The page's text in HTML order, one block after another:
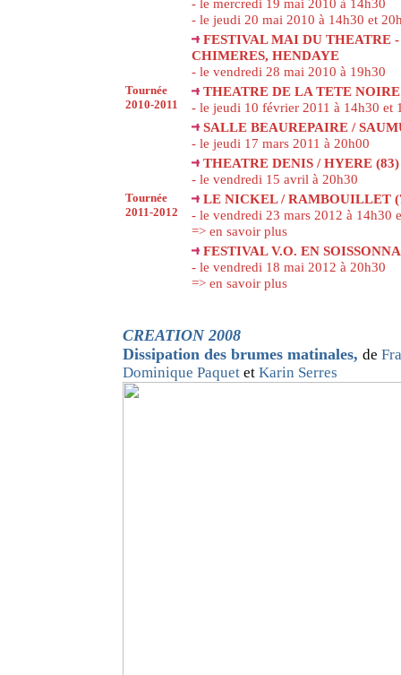
- le mercredi 19 mai 2010 à 14h30
- le jeudi 20 mai 2010 à 14h30 et
FESTIVAL MAI DU THEATRE
CHIMERES, HENDAYE
- le vendredi 28 mai 2010 à 19h30
Tournée
2010-2011
THEATRE DE LA TETE
- le jeudi 10 février 2011 à 14h30 et
SALLE BEAUREPAIRE /
- le jeudi 17 mars 2011 à 20h00
THEATRE DENIS / HYERE (83)
- le vendredi 15 avril à 20h30
Tournée
2011-2012
LE NICKEL / RAMBOUILLET
- le vendredi 23 mars 2012 à 14h30
=> en savoir plus
FESTIVAL V.O. EN
- le vendredi 18 mai 2012 à 20h30
=> en savoir plus
CREATION 2008
Dissipation des brumes matinales, de
Dominique Paquet et Karin Serres